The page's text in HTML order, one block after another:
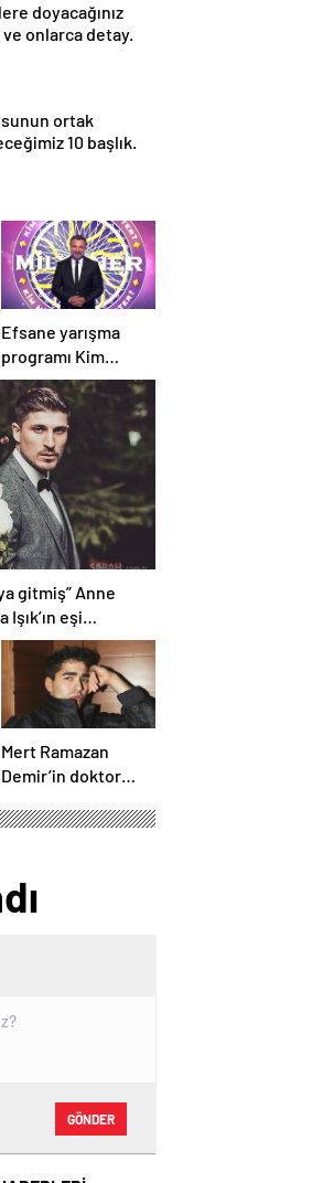
doyacağınız
onlarca detay.
ortak
10 başlık.
Efsane yarışma
programı Kim
Milyoner Olmak
İster? 4 Mayıs Pazar
akşamı atv
ekranlarında!
gitmiş” Anne
eşi
Mert Ramazan
Demir’in doktor
medyayı yıktı geçti!
GÖNDER